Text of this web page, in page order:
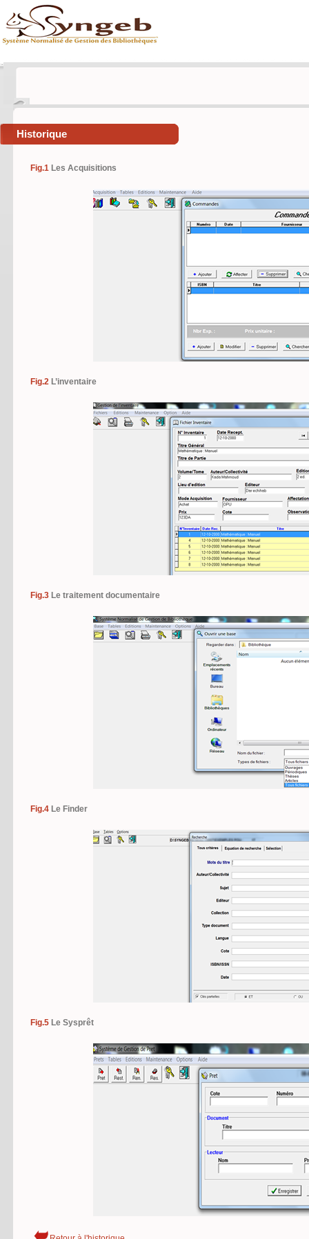
Historique
Fig.1 Les Acquisitions
Fig.2 L’inventaire
Fig.3 Le traitement documentaire
Fig.4 Le Finder
Fig.5 Le Sysprêt